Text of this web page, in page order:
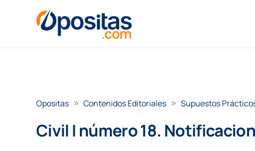
Opositas Contenidos Editoriales Supuestos
Civil I número 18.